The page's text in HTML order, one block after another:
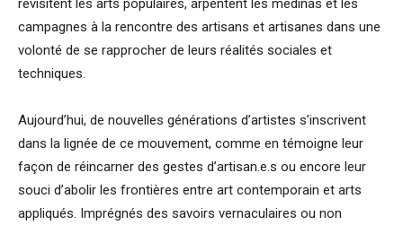
campagnes à la rencontre des artisans et artisanes dans une
volonté de se rapprocher de leurs réalités sociales et
techniques.
Aujourd’hui, de nouvelles générations d’artistes s’inscrivent
dans la lignée de ce mouvement, comme en témoigne leur
façon de réincarner des gestes d’artisan.e.s ou encore leur
souci d’abolir les frontières entre art contemporain et arts
appliqués. Imprégnés des savoirs vernaculaires ou non